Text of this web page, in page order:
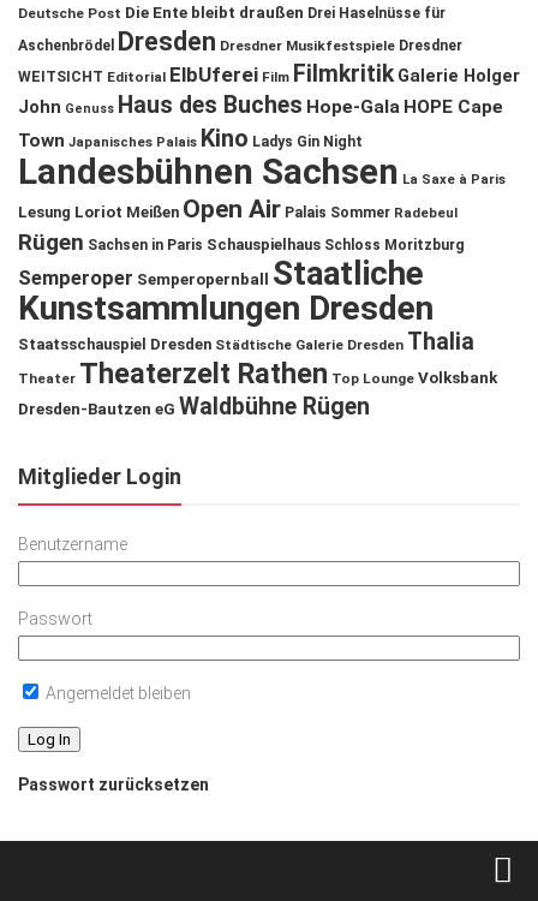
Deutsche Post Die Ente bleibt draußen Drei Haselnüsse für
Aschenbrödel
Dresden Dresdner Musikfestspiele Dresdner
WEITSICHT Editorial ElbUferei Film Filmkritik Galerie Holger
John Genuss Haus des Buches Hope-Gala HOPE Cape
Town Japanisches Palais Kino Ladys Gin Night
Landesbühnen Sachsen La Saxe à Paris
Lesung Loriot Meißen Open Air Palais Sommer Radebeul
Rügen Sachsen in Paris Schauspielhaus Schloss Moritzburg
Semperoper Semperopernball
Staatliche
Kunstsammlungen Dresden
Staatsschauspiel Dresden Städtische Galerie Dresden Thalia
Theater Theaterzelt Rathen Top Lounge Volksbank
Dresden-Bautzen eG Waldbühne Rügen
Mitglieder Login
Benutzername
Passwort
Angemeldet bleiben
Passwort zurücksetzen